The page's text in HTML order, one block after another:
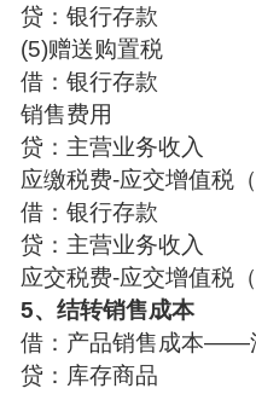
贷：银行存款
(5)赠送购置税
借：银行存款
销售费用
贷：主营业务收入
应缴税费-应交增值税（
借：银行存款
贷：主营业务收入
应交税费-应交增值税（
5、结转销售成本
借：产品销售成本——
贷：库存商品